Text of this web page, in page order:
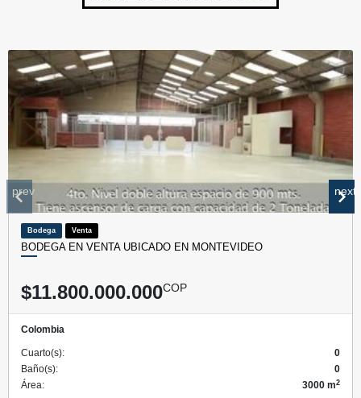
Bodega Venta
BODEGA EN VENTA UBICADO EN MONTEVIDEO
$11.800.000.000COP
Colombia
Cuarto(s):
0
Baño(s):
0
Área:
3000 m2
prev next